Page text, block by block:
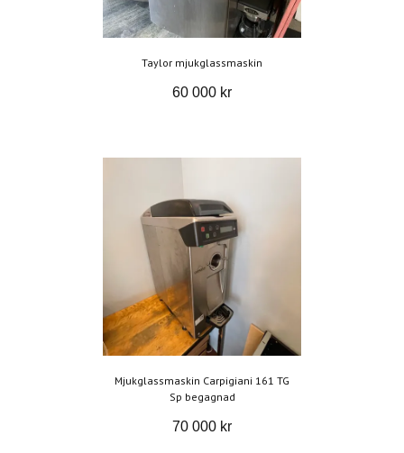
Taylor mjukglassmaskin
60 000 kr
Mjukglassmaskin Carpigiani 161 TG
Sp begagnad
70 000 kr